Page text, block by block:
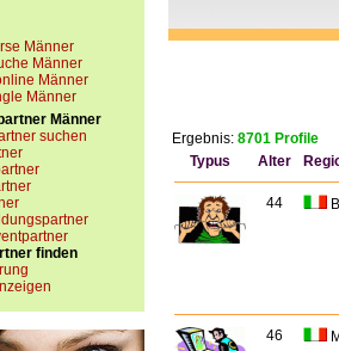
Männer
Männer
Männer
Männer
Männer
suchen
finden
Ergebnis: 8701 Profile
Typus
Alter
44
46